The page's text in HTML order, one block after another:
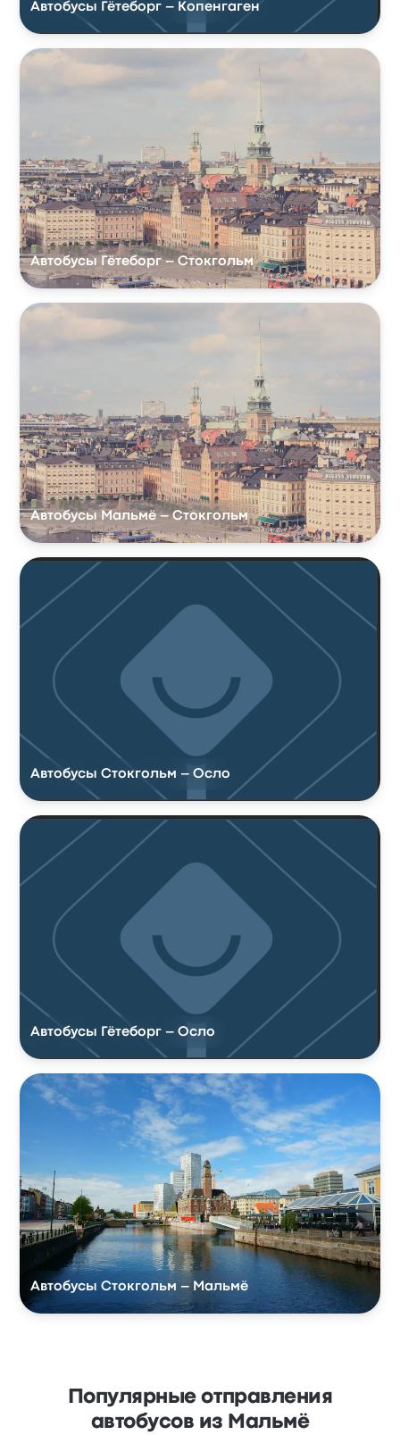
Автобусы Гётеборг – Копенгаген
Автобусы Гётеборг – Стокгольм
Автобусы Мальмё – Стокгольм
Автобусы Стокгольм – Осло
Автобусы Гётеборг – Осло
Автобусы Стокгольм – Мальмё
Популярные отправления
автобусов из Мальмё